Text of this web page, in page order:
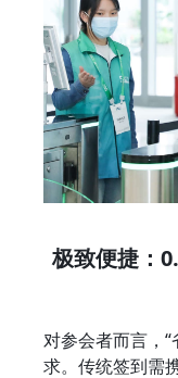
极致便捷：
对参会者而言，
求。传统签到需